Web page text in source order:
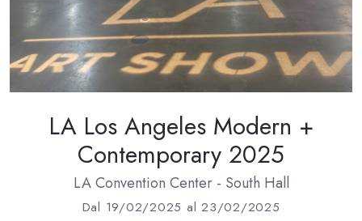
LA Los Angeles Modern +
Contemporary 2025
LA Convention Center - South Hall
Dal 19/02/2025 al 23/02/2025